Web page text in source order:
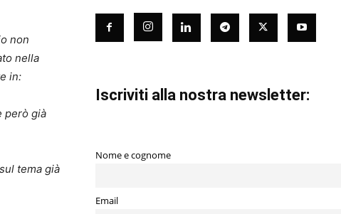
non
nella
in:
però già
tema già
Iscriviti alla nostra newsletter:
Nome e cognome
Email